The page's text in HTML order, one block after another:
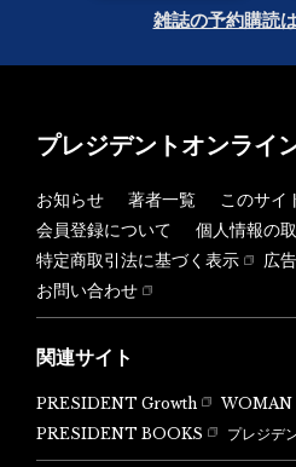
雑誌の予約購読
プレジデントオンライ
お知らせ 著者一覧
このサイ
会員登録について
個人情報の
特定商取引法に基づく表示
広
お問い合わせ
関連サイト
PRESIDENT Growth WOMAN
PRESIDENT BOOKS
プレジデ